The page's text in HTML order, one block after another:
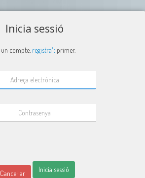
Inicia sessió
compte, registra't primer.
Cancel·lar Inicia sessió